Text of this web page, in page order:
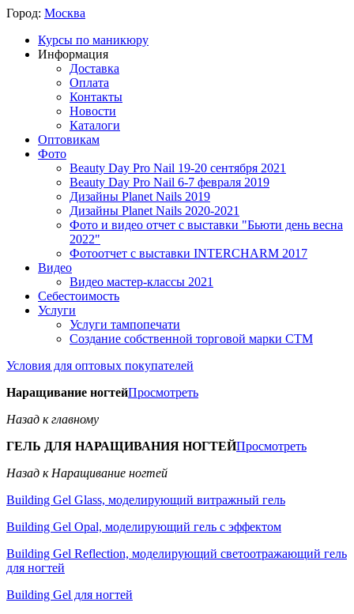
Город: Москва
Курсы по маникюру
Информация
Доставка
Оплата
Контакты
Новости
Каталоги
Оптовикам
Фото
Beauty Day Pro Nail 19-20 сентября 2021
Beauty Day Pro Nail 6-7 февраля 2019
Дизайны Planet Nails 2019
Дизайны Planet Nails 2020-2021
Фото и видео отчет с выставки "Бьюти день весна
2022"
Фотоотчет с выставки INTERCHARM 2017
Видео
Видео мастер-классы 2021
Себестоимость
Услуги
Услуги тампопечати
Создание собственной торговой марки СТМ
Условия для оптовых покупателей
Наращивание ногтейПросмотреть
Назад к главному
ГЕЛЬ ДЛЯ НАРАЩИВАНИЯ НОГТЕЙПросмотреть
Назад к Наращивание ногтей
Building Gel Glass, моделирующий витражный гель
Building Gel Opal, моделирующий гель с эффектом
Building Gel Reflection, моделирующий светоотражающий гель
для ногтей
Building Gel для ногтей